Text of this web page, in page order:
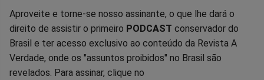
Aproveite e torne-se nosso assinante, o que lhe dará o
direito de assistir o primeiro PODCAST conservador do
Brasil e ter acesso exclusivo ao conteúdo da Revista A
Verdade, onde os "assuntos proibidos" no Brasil são
revelados. Para assinar, clique no